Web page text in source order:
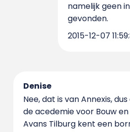
namelijk geen
gevonden.
2015-12-07
Denise
Nee, dat is van Annexis,
de acedemie voor Bouw
Avans Tilburg kent een